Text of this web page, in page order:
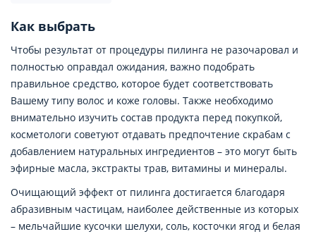
Как выбрать
Чтобы результат от процедуры пилинга не разочаровал и
полностью оправдал ожидания, важно подобрать
правильное средство, которое будет соответствовать
Вашему типу волос и коже головы. Также необходимо
внимательно изучить состав продукта перед покупкой,
косметологи советуют отдавать предпочтение скрабам с
добавлением натуральных ингредиентов – это могут быть
эфирные масла, экстракты трав, витамины и минералы.
Очищающий эффект от пилинга достигается благодаря
абразивным частицам, наиболее действенные из которых
– мельчайшие кусочки шелухи, соль, косточки ягод и белая